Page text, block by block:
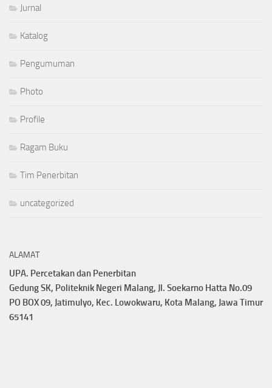
Jurnal
Katalog
Pengumuman
Photo
Profile
Ragam Buku
Tim Penerbitan
uncategorized
ALAMAT
UPA. Percetakan dan Penerbitan
Gedung SK, Politeknik Negeri Malang, Jl. Soekarno Hatta No.09
PO BOX 09, Jatimulyo, Kec. Lowokwaru, Kota Malang, Jawa Timur
65141